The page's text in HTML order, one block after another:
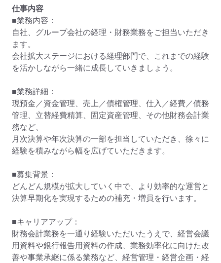
仕事内容
■業務内容：
自社、グループ会社の経理・財務業務をご担当いただき
ます。
会社拡大ステージにおける経理部門で、これまでの経験
を活かしながら一緒に成長していきましょう。
■業務詳細：
現預金／資金管理、売上／債権管理、仕入／経費／債務
管理、立替経費精算、固定資産管理、その他財務会計業
務など、
月次決算や年次決算の一部を担当していただき、徐々に
経験を積みながら幅を広げていただきます。
■募集背景：
どんどん規模が拡大していく中で、より効率的な運営と
決算早期化を実現するための補充・増員を行います。
■キャリアアップ：
財務会計業務を一通り経験いただいたうえで、経営会議
用資料や銀行報告用資料の作成、業務効率化に向けた改
善や事業承継に係る業務など、経営管理・経営企画・経